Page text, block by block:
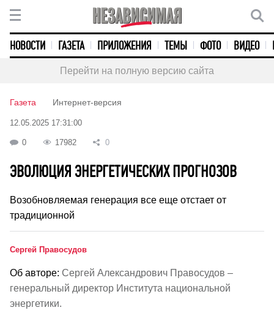
НОВОСТИ ГАЗЕТА ПРИЛОЖЕНИЯ ТЕМЫ ФОТО ВИДЕО
Перейти на полную версию сайта
Газета Интернет-версия
12.05.2025 17:31:00
0 17982 0
ЭВОЛЮЦИЯ ЭНЕРГЕТИЧЕСКИХ ПРОГНОЗОВ
Возобновляемая генерация все еще отстает от
традиционной
Сергей Правосудов
Об авторе: Сергей Александрович Правосудов –
генеральный директор Института национальной
энергетики.